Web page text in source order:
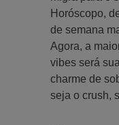
Horóscopo,
de semana
Agora, a
vibes será
charme de
seja o crush,